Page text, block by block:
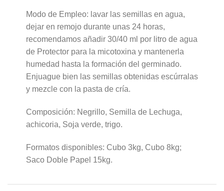
Modo de Empleo: lavar las semillas en agua,
dejar en remojo durante unas 24 horas,
recomendamos añadir 30/40 ml por litro de agua
de Protector para la micotoxina y mantenerla
humedad hasta la formación del germinado.
Enjuague bien las semillas obtenidas escúrralas
y mezcle con la pasta de cría.
Composición: Negrillo, Semilla de Lechuga,
achicoria, Soja verde, trigo.
Formatos disponibles: Cubo 3kg, Cubo 8kg;
Saco Doble Papel 15kg.